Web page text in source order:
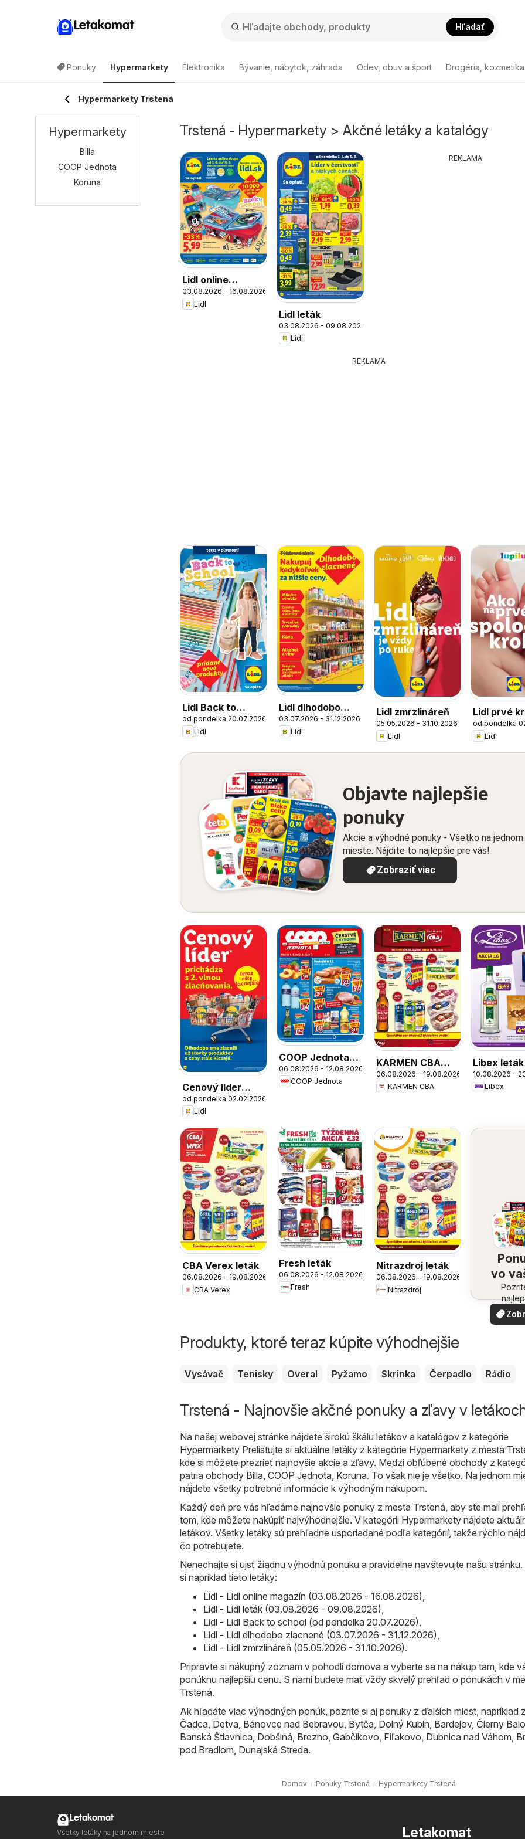
Letakomat Hľadať
Ponuky Hypermarkety Elektronika Bývanie, nábytok, záhrada Odev, obuv a šport Drogéria, kozmetika
Hypermarkety Trstená
Trstená - Hypermarkety > Akčné letáky a katalógy
Lidl online
magazín
03.08.2026 - 16.08.2026
Lidl
Lidl leták
03.08.2026 - 09.08.2026
Lidl
REKLAMA
REKLAMA
Lidl Back to
school
od pondelka 20.07.2026
Lidl
Lidl dlhodobo
zlacnené
03.07.2026 - 31.12.2026
Lidl
Lidl zmrzlináreň
05.05.2026 - 31.10.2026
Lidl
Lidl prvé
spolu
od pondelka
Lidl
Objavte najlepšie
ponuky
Akcie a výhodné ponuky - Všetko na jednom
mieste. Nájdite to najlepšie pre vás!
Zobraziť viac
Cenový líder
zlacňuje
od pondelka 02.02.2026
Lidl
COOP Jednota
leták
06.08.2026 - 12.08.2026
COOP Jednota
KARMEN CBA
leták
06.08.2026 - 19.08.2026
KARMEN CBA
Libex leták
10.08.2026 -
Libex
CBA Verex leták
06.08.2026 - 19.08.2026
CBA Verex
Fresh leták
06.08.2026 - 12.08.2026
Fresh
Nitrazdroj leták
06.08.2026 - 19.08.2026
Nitrazdroj
vo
vašom
viac
Produkty, ktoré teraz kúpite výhodnejšie
Vysávač Tenisky Overal Pyžamo Skrinka Čerpadlo Rádio
Trstená - Najnovšie akčné ponuky a zľavy v
Na našej webovej stránke nájdete širokú škálu letákov a katalógov z kategórie
Hypermarkety Prelistujte si aktuálne letáky z kategórie Hypermarkety z mesta
kde si môžete prezrieť najnovšie akcie a zľavy. Medzi obľúbené obchody z
patria obchody Billa, COOP Jednota, Koruna. To však nie je všetko. Na jednom
nájdete všetky potrebné informácie k výhodným nákupom.
Každý deň pre vás hľadáme najnovšie ponuky z mesta Trstená, aby ste mali
tom, kde môžete nakúpiť najvýhodnejšie. V kategórii Hypermarkety nájdete
letákov. Všetky letáky sú prehľadne usporiadané podľa kategórií, takže rýchlo
čo potrebujete.
Nenechajte si ujsť žiadnu výhodnú ponuku a pravidelne navštevujte našu
si napríklad tieto letáky:
Lidl - Lidl online magazín (03.08.2026 - 16.08.2026),
Lidl - Lidl leták (03.08.2026 - 09.08.2026),
Lidl - Lidl Back to school (od pondelka 20.07.2026),
Lidl - Lidl dlhodobo zlacnené (03.07.2026 - 31.12.2026),
Lidl - Lidl zmrzlináreň (05.05.2026 - 31.10.2026).
Pripravte si nákupný zoznam v pohodlí domova a vyberte sa na nákup tam, kde
ponúknu najlepšiu cenu. S nami budete mať vždy skvelý prehľad o ponukách v
Trstená.
Ak hľadáte viac výhodných ponúk, pozrite si aj ponuky z ďalších miest, napríklad
Čadca, Detva, Bánovce nad Bebravou, Bytča, Dolný Kubín, Bardejov, Čierny
Banská Štiavnica, Dobšiná, Brezno, Gabčíkovo, Fiľakovo, Dubnica nad Váhom,
pod Bradlom, Dunajská Streda.
Domov Ponuky Trstená Hypermarkety Trstená
Hypermarkety
Billa
COOP Jednota
Koruna
Letakomat
Letakomat
Všetky letáky na jednom mieste